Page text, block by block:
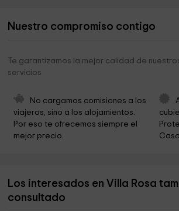
Ayuntamiento de Regencós
EL XIULET DE PALS
Ayuntamiento de Pals
Iglesia de Sant Pere
Parròquia de Pals
Museu Can Mario
Nuestro compromiso contigo
Te garantizamos la mejor calidad de
servicios
No cargamos comisiones a los
viajeros, sino a los alojamientos.
Por eso te ofrecemos siempre el
mejor precio.
Los interesados en Villa Rosa
consultado